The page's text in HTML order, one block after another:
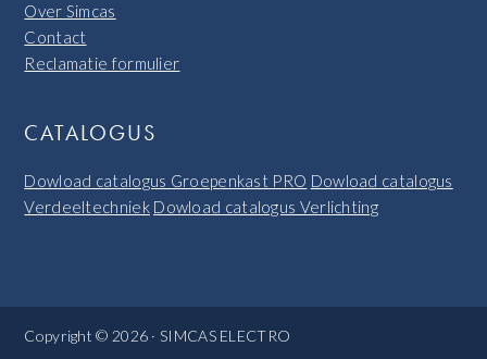
Over Simcas
Contact
Reclamatie formulier
CATALOGUS
Dowload catalogus Groepenkast PRO Dowload catalogus
Verdeeltechniek Dowload catalogus Verlichting
Copyright © 2026 · SIMCAS ELECTRO